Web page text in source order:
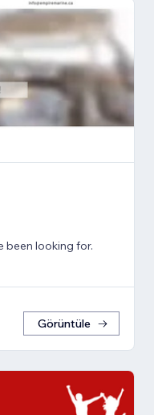
been looking for.
Görüntüle